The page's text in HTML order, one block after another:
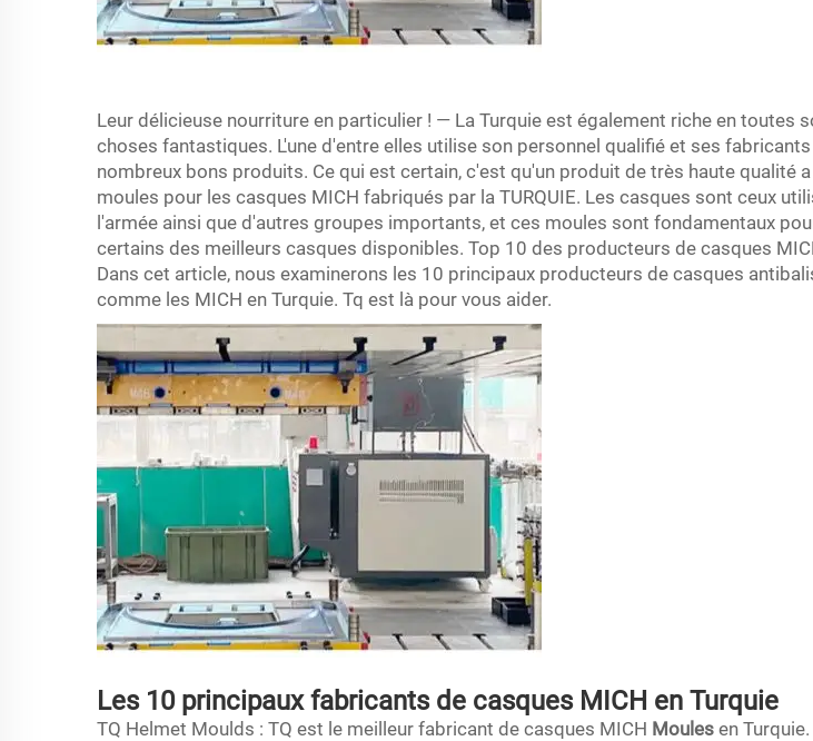
Leur délicieuse nourriture en particulier ! — La Turquie est également riche en toutes
choses fantastiques. L'une d'entre elles utilise son personnel qualifié et ses
nombreux bons produits. Ce qui est certain, c'est qu'un produit de très haute qualité
moules pour les casques MICH fabriqués par la TURQUIE. Les casques sont ceux
l'armée ainsi que d'autres groupes importants, et ces moules sont fondamentaux
certains des meilleurs casques disponibles. Top 10 des producteurs de casques
Dans cet article, nous examinerons les 10 principaux producteurs de casques
comme les MICH en Turquie. Tq est là pour vous aider.
Les 10 principaux fabricants de casques MICH en Turquie
TQ Helmet Moulds : TQ est le meilleur fabricant de casques MICH Moules en